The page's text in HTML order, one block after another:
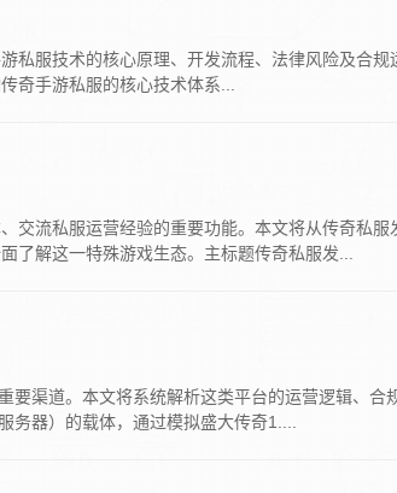
私服技术的核心原理、开发流程、法律风险及合规
奇手游私服的核心技术体系...
交流私服运营经验的重要功能。本文将从传奇私服
了解这一特殊游戏生态。主标题传奇私服发...
渠道。本文将系统解析这类平台的运营逻辑、合
器）的载体，通过模拟盛大传奇1....